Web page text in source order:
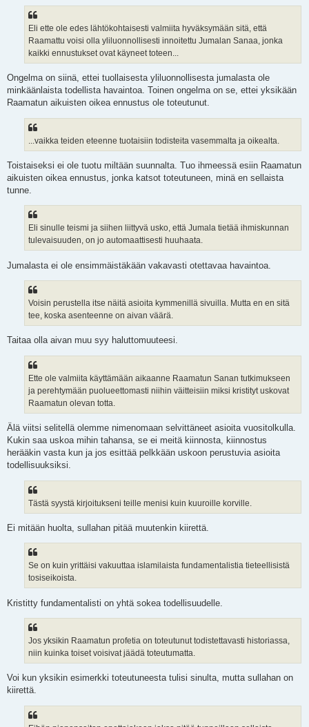
Eli ette ole edes lähtökohtaisesti valmiita hyväksymään sitä, että
Raamattu voisi olla yliluonnollisesti innoitettu Jumalan Sanaa, jonka
kaikki ennustukset ovat käyneet toteen...
Ongelma on siinä, ettei tuollaisesta yliluonnollisesta jumalasta ole
minkäänlaista todellista havaintoa. Toinen ongelma on se, ettei yksikään
Raamatun aikuisten oikea ennustus ole toteutunut.
...vaikka teiden eteenne tuotaisiin todisteita vasemmalta ja oikealta.
Toistaiseksi ei ole tuotu miltään suunnalta. Tuo ihmeessä esiin Raamatun
aikuisten oikea ennustus, jonka katsot toteutuneen, minä en sellaista
tunne.
Eli sinulle teismi ja siihen liittyvä usko, että Jumala tietää ihmiskunnan
tulevaisuuden, on jo automaattisesti huuhaata.
Jumalasta ei ole ensimmäistäkään vakavasti otettavaa havaintoa.
Voisin perustella itse näitä asioita kymmenillä sivuilla. Mutta en en sitä
tee, koska asenteenne on aivan väärä.
Taitaa olla aivan muu syy haluttomuuteesi.
Ette ole valmiita käyttämään aikaanne Raamatun Sanan tutkimukseen
ja perehtymään puolueettomasti niihin väitteisiin miksi kristityt uskovat
Raamatun olevan totta.
Älä viitsi selitellä olemme nimenomaan selvittäneet asioita vuositolkulla.
Kukin saa uskoa mihin tahansa, se ei meitä kiinnosta, kiinnostus
herääkin vasta kun ja jos esittää pelkkään uskoon perustuvia asioita
todellisuuksiksi.
Tästä syystä kirjoitukseni teille menisi kuin kuuroille korville.
Ei mitään huolta, sullahan pitää muutenkin kiirettä.
Se on kuin yrittäisi vakuuttaa islamilaista fundamentalistia tieteellisistä
tosiseikoista.
Kristitty fundamentalisti on yhtä sokea todellisuudelle.
Jos yksikin Raamatun profetia on toteutunut todistettavasti historiassa,
niin kuinka toiset voisivat jäädä toteutumatta.
Voi kun yksikin esimerkki toteutuneesta tulisi sinulta, mutta sullahan on
kiirettä.